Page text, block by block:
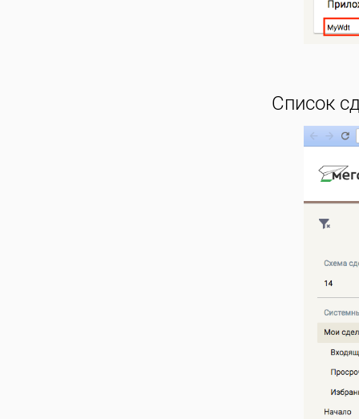
Список